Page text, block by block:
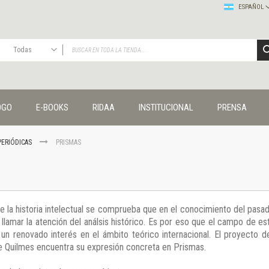
ESPAÑOL
Todas
Publicaciones
Editorial
Cuadernos universitarios
Derechos humanos
Ediciones especiales
E-BOOKS RIDAA INSTITUCIONAL PRENSA
PRISMAS
la historia intelectual se comprueba que en el conocimiento del
la atención del análsis histórico. Es por eso que el campo de
renovado interés en el ámbito teórico internacional. El proyecto
encuentra su expresión concreta en Prismas.